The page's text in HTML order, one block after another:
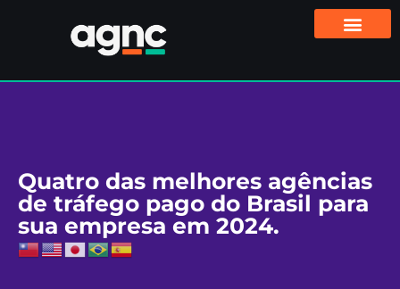
Quatro das melhores agências
de tráfego pago do Brasil para
sua empresa em 2024.